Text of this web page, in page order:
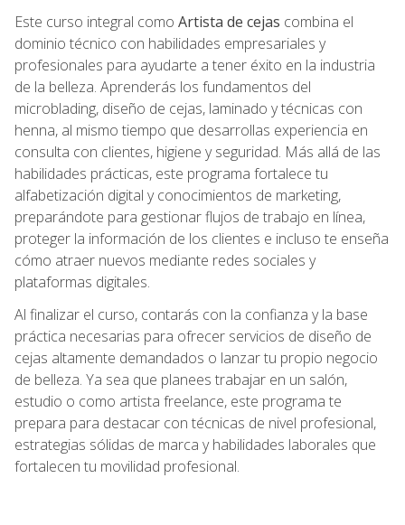
Este curso integral como Artista de cejas combina el
dominio técnico con habilidades empresariales y
profesionales para ayudarte a tener éxito en la industria
de la belleza. Aprenderás los fundamentos del
microblading, diseño de cejas, laminado y técnicas con
henna, al mismo tiempo que desarrollas experiencia en
consulta con clientes, higiene y seguridad. Más allá de las
habilidades prácticas, este programa fortalece tu
alfabetización digital y conocimientos de marketing,
preparándote para gestionar flujos de trabajo en línea,
proteger la información de los clientes e incluso te enseña
cómo atraer nuevos mediante redes sociales y
plataformas digitales.
Al finalizar el curso, contarás con la confianza y la base
práctica necesarias para ofrecer servicios de diseño de
cejas altamente demandados o lanzar tu propio negocio
de belleza. Ya sea que planees trabajar en un salón,
estudio o como artista freelance, este programa te
prepara para destacar con técnicas de nivel profesional,
estrategias sólidas de marca y habilidades laborales que
fortalecen tu movilidad profesional.